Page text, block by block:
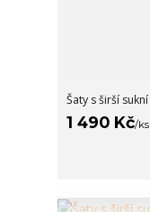
Šaty s širší sukní
1 490 Kč/ks